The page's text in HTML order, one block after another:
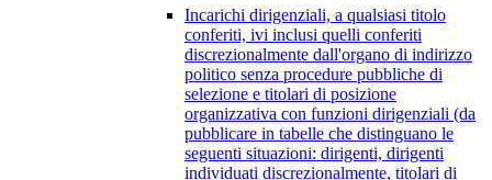
Incarichi dirigenziali, a qualsiasi titolo
conferiti, ivi inclusi quelli conferiti
discrezionalmente dall'organo di indirizzo
politico senza procedure pubbliche di
selezione e titolari di posizione
organizzativa con funzioni dirigenziali (da
pubblicare in tabelle che distinguano le
seguenti situazioni: dirigenti, dirigenti
individuati discrezionalmente, titolari di